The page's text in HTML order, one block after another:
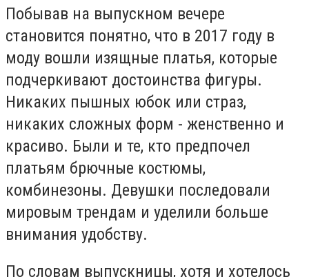
Побывав на выпускном вечере
становится понятно, что в 2017 году в
моду вошли изящные платья, которые
подчеркивают достоинства фигуры.
Никаких пышных юбок или страз,
никаких сложных форм - женственно и
красиво. Были и те, кто предпочел
платьям брючные костюмы,
комбинезоны. Девушки последовали
мировым трендам и уделили больше
внимания удобству.
По словам выпускницы, хотя и хотелось